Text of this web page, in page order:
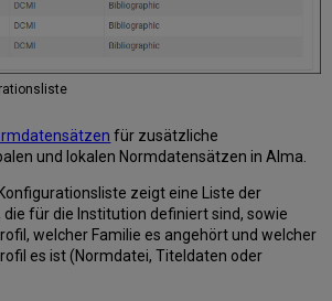
für zusätzliche
und lokalen Normdatensätzen in Alma.
zeigt eine Liste der
für die Institution definiert sind, sowie
welcher Familie es angehört und welcher
es ist (Normdatei, Titeldaten oder